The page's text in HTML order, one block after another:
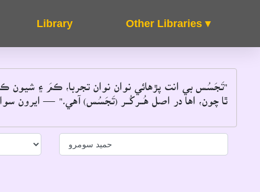
About FAQ's
Other Libraries ▾
"تَجَسُس بي انت پڙهائي نوان نوان تجربا، ڪمَ ۽ شيون
ٿا چون، اها در اصل هُــرکُــر (تَجَسُس) آهي۔" ― ايرون